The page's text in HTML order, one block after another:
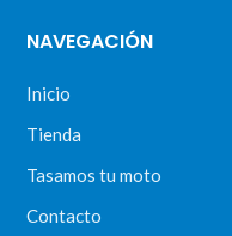
NAVEGACIÓN
Inicio
Tienda
Tasamos tu moto
Contacto